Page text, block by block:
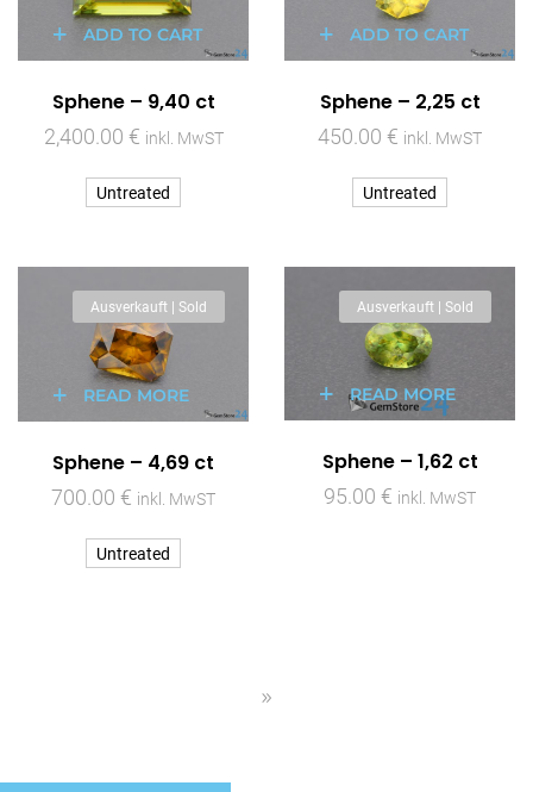
ADD TO CART
Sphene – 9,40 ct
2,400.00 € inkl. MwST
Untreated
ADD TO CART
Sphene – 2,25 ct
450.00 € inkl. MwST
Untreated
Ausverkauft | Sold
READ MORE
Sphene – 4,69 ct
700.00 € inkl. MwST
Untreated
Ausverkauft | Sold
READ MORE
Sphene – 1,62 ct
95.00 € inkl. MwST